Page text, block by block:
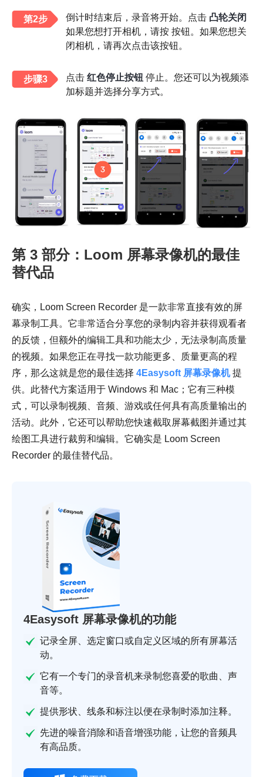
第2步 倒计时结束后，录音将开始。点击 凸轮关闭
如果您想打开相机，请按 按钮。如果您想关
闭相机，请再次点击该按钮。
步骤3 点击 红色停止按钮 停止。您还可以为视频添
加标题并选择分享方式。
第 3 部分：Loom 屏幕录像机的最佳
替代品
确实，Loom Screen Recorder 是一款非常直接有效的屏
幕录制工具。它非常适合分享您的录制内容并获得观看者
的反馈，但额外的编辑工具和功能太少，无法录制高质量
的视频。如果您正在寻找一款功能更多、质量更高的程
序，那么这就是您的最佳选择 4Easysoft 屏幕录像机提
供。此替代方案适用于 Windows 和 Mac；它有三种模
式，可以录制视频、音频、游戏或任何具有高质量输出的
活动。此外，它还可以帮助您快速截取屏幕截图并通过其
绘图工具进行裁剪和编辑。它确实是 Loom Screen
Recorder 的最佳替代品。
4Easysoft 屏幕录像机的功能
记录全屏、选定窗口或自定义区域的所有屏幕活
动。
它有一个专门的录音机来录制您喜爱的歌曲、声
音等。
提供形状、线条和标注以便在录制时添加注释。
先进的噪音消除和语音增强功能，让您的音频具
有高品质。